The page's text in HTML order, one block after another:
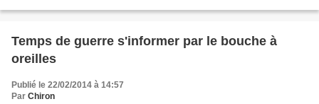
Temps de guerre s'informer par le bouche à
oreilles
Publié le 22/02/2014 à 14:57
Par Chiron